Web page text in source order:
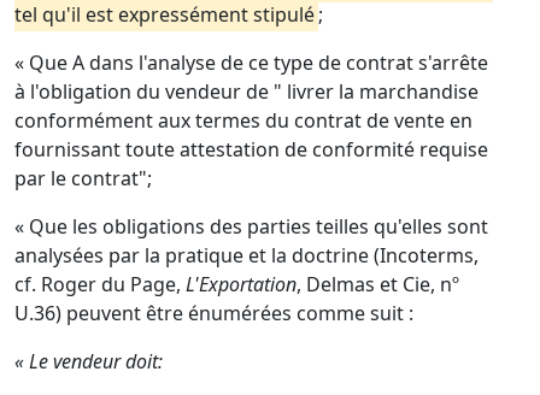
tel qu'il est expressément stipulé;
« Que A dans l'analyse de ce type de contrat s'arrête
à l'obligation du vendeur de " livrer la marchandise
conformément aux termes du contrat de vente en
fournissant toute attestation de conformité requise
par le contrat";
« Que les obligations des parties teilles qu'elles sont
analysées par la pratique et la doctrine (Incoterms,
cf. Roger du Page, L'Exportation, Delmas et Cie, nº
U.36) peuvent être énumérées comme suit :
« Le vendeur doit: